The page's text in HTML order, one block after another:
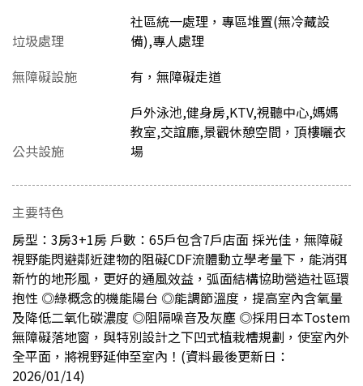
垃圾處理
社區統一處理，專區堆置(無冷藏設
備),專人處理
無障礙設施
有，無障礙走道
公共設施
戶外泳池,健身房,KTV,視聽中心,媽媽
教室,交誼廳,景觀休憩空間，頂樓曬衣
場
主要特色
房型：3房3+1房 戶數：65戶包含7戶店面 採光佳，無障礙
視野能閃避鄰近建物的阻礙CDF流體動立學考量下，能消弭
新竹的地形風，更好的通風效益，弧面結構協助營造社區環
抱性 ◎綠概念的機能陽台 ◎能調節溫度，提高室內含氧量
及降低二氧化碳濃度 ◎阻隔噪音及灰塵 ◎採用日本Tostem
無障礙落地窗，與特別設計之下凹式植栽槽規劃，使室內外
全平面，將視野延伸至室內！(資料最後更新日：
2026/01/14)